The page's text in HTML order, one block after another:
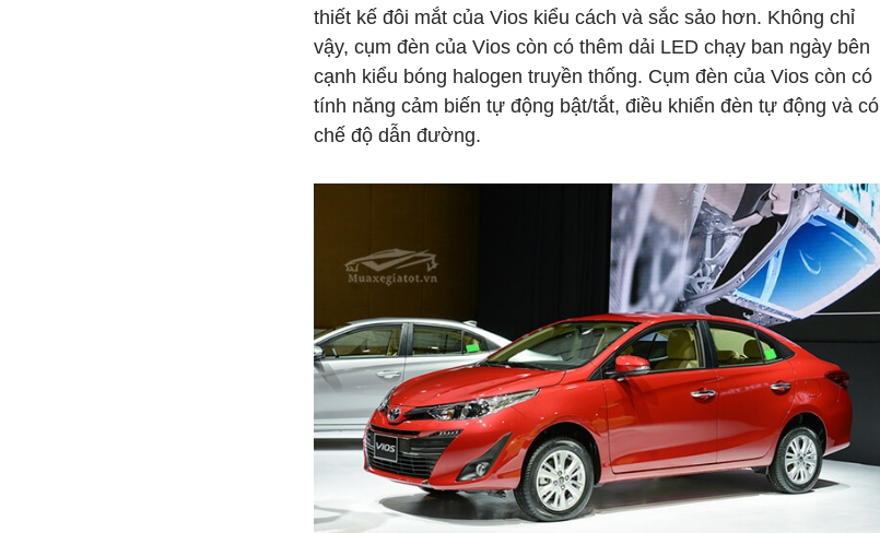
thiết kế đôi mắt của Vios kiểu cách và sắc sảo hơn. Không chỉ
vậy, cụm đèn của Vios còn có thêm dải LED chạy ban ngày bên
cạnh kiểu bóng halogen truyền thống. Cụm đèn của Vios còn có
tính năng cảm biến tự động bật/tắt, điều khiển đèn tự động và có
chế độ dẫn đường.